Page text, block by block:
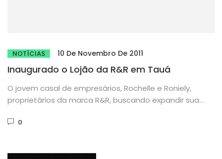
NOTÍCIAS 10 De Novembro De 2011
Inaugurado o Lojão da R&R em Tauá
O jovem casal de empresários, Rochelle e Roniely,
proprietários da marca R&R, buscando expandir sua
0